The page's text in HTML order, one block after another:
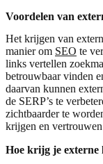
Voordelen van
Het krijgen van
manier om SEO te
links vertellen
betrouwbaar vinden
daarvan kunnen
de SERP’s te
zichtbaarder te
krijgen en
Hoe krijg je externe